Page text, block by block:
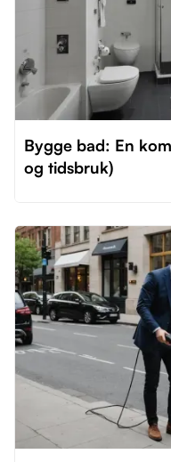
Bygge bad: En
og tidsbruk)